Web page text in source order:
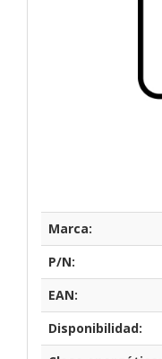
Marca:
P/N:
EAN:
Disponibilidad: